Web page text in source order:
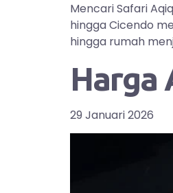
Mencari Safari
hingga Cicendo
hingga rumah
Harga
29 Januari 2026